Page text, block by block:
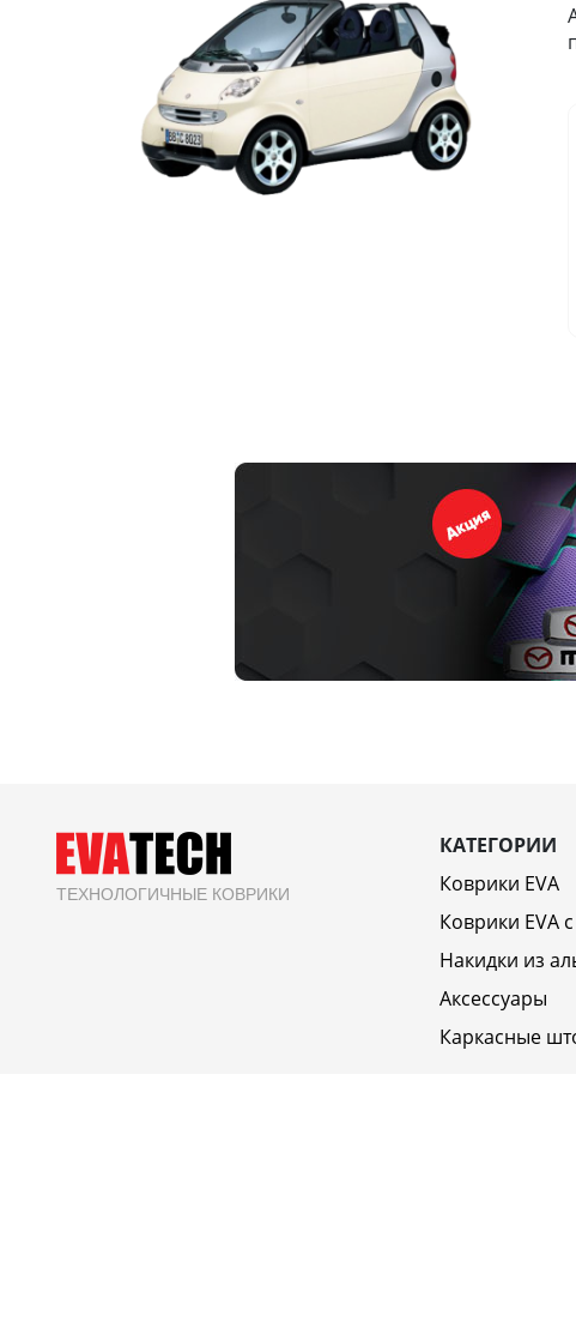
ТЕХНОЛОГИЧНЫЕ КОВРИКИ
КАТЕГОРИИ
Коврики EVA
Коврики EVA
Накидки из
Аксессуары
Каркасные